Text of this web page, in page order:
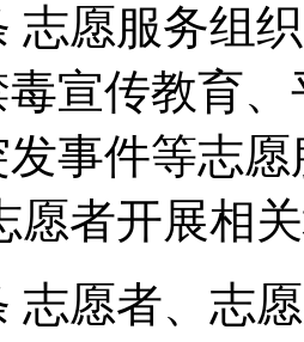
志愿服务组
毒宣传教育
事件等志
愿者开展相
志愿者、志